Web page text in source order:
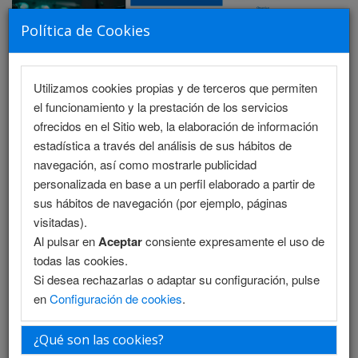
Política de Cookies
Utilizamos cookies propias y de terceros que permiten
el funcionamiento y la prestación de los servicios
ofrecidos en el Sitio web, la elaboración de información
estadística a través del análisis de sus hábitos de
navegación, así como mostrarle publicidad
personalizada en base a un perfil elaborado a partir de
sus hábitos de navegación (por ejemplo, páginas
visitadas).
Al pulsar enAceptarconsiente expresamente el uso de
todas las cookies.
Si desea rechazarlas o adaptar su configuración, pulse
enConfiguración de cookies.
¿Qué son las cookies?
MENU
Presentación
La ciudad
La sede
Información general
iEvents
Quejas, reclamos y solicitudes de información